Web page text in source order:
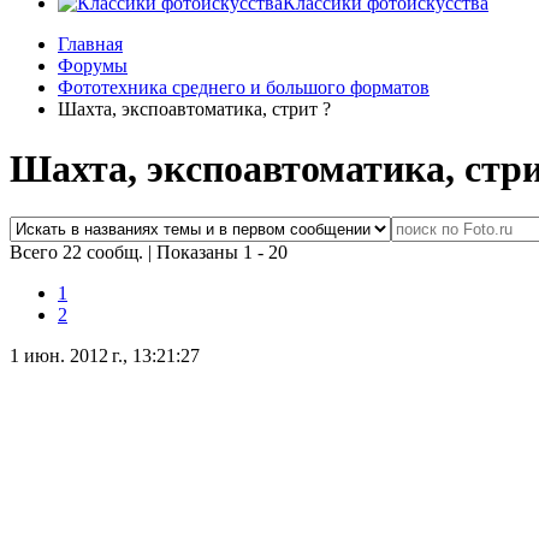
Главная
Форумы
Фототехника среднего и большого форматов
Шахта, экcпоавтоматика, стрит ?
Шахта, экcпоавтоматика,
Всего 22 сообщ. | Показаны 1 - 20
1
2
1 июн. 2012 г., 13:21:27